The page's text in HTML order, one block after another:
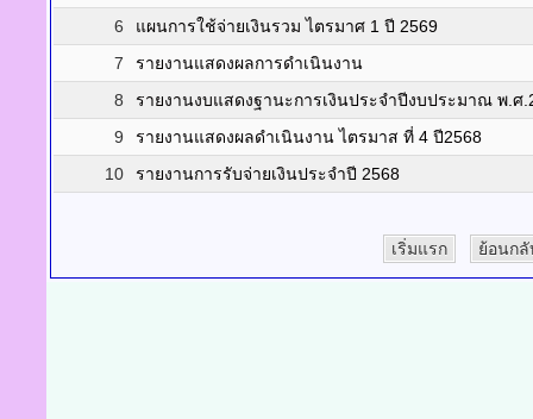
6
แผนการใช้จ่ายเงินรวม ไตรมาศ 1 ปี 2569
7
รายงานแสดงผลการดำเนินงาน
8
รายงานงบแสดงฐานะการเงินประจำปีงบประมาณ พ.ศ
9
รายงานแสดงผลดำเนินงาน ไตรมาส ที่ 4 ปี2568
10
รายงานการรับจ่ายเงินประจำปี 2568
เริ่มแรก ย้อนกลั